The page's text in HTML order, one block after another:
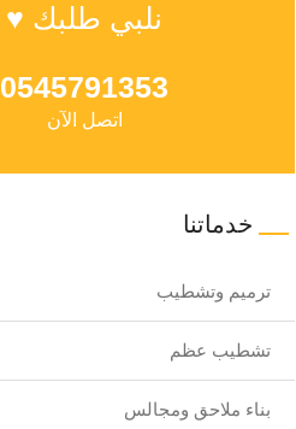
نلبي طلبك ♥
0545791353
اتصل الآن
خدماتنا
ترميم وتشطيب
تشطيب عظم
بناء ملاحق ومجالس